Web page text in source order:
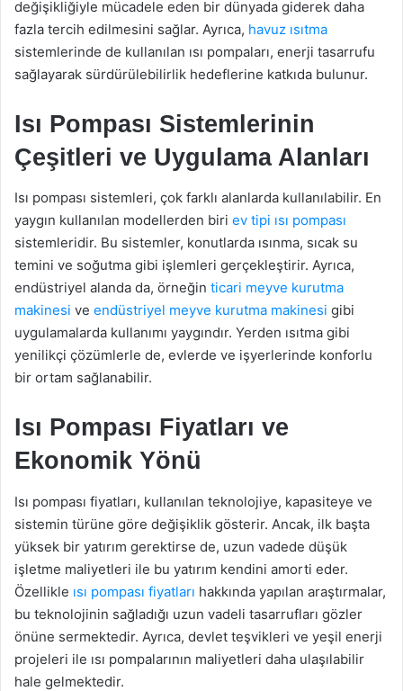
değişikliğiyle mücadele eden bir dünyada giderek daha
fazla tercih edilmesini sağlar. Ayrıca, havuz ısıtma
sistemlerinde de kullanılan ısı pompaları, enerji tasarrufu
sağlayarak sürdürülebilirlik hedeflerine katkıda bulunur.
Isı Pompası Sistemlerinin
Çeşitleri ve Uygulama Alanları
Isı pompası sistemleri, çok farklı alanlarda kullanılabilir. En
yaygın kullanılan modellerden biri ev tipi ısı pompası
sistemleridir. Bu sistemler, konutlarda ısınma, sıcak su
temini ve soğutma gibi işlemleri gerçekleştirir. Ayrıca,
endüstriyel alanda da, örneğin ticari meyve kurutma
makinesi ve endüstriyel meyve kurutma makinesi gibi
uygulamalarda kullanımı yaygındır. Yerden ısıtma gibi
yenilikçi çözümlerle de, evlerde ve işyerlerinde konforlu
bir ortam sağlanabilir.
Isı Pompası Fiyatları ve
Ekonomik Yönü
Isı pompası fiyatları, kullanılan teknolojiye, kapasiteye ve
sistemin türüne göre değişiklik gösterir. Ancak, ilk başta
yüksek bir yatırım gerektirse de, uzun vadede düşük
işletme maliyetleri ile bu yatırım kendini amorti eder.
Özellikle ısı pompası fiyatları hakkında yapılan araştırmalar,
bu teknolojinin sağladığı uzun vadeli tasarrufları gözler
önüne sermektedir. Ayrıca, devlet teşvikleri ve yeşil enerji
projeleri ile ısı pompalarının maliyetleri daha ulaşılabilir
hale gelmektedir.